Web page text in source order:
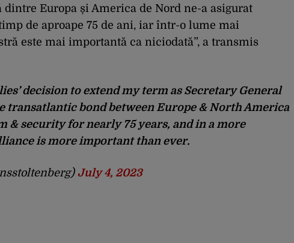
dintre Europa și America de Nord ne-a asigurat
de aproape 75 de ani, iar într-o lume mai
este mai importantă ca niciodată”, a transmis
decision to extend my term as Secretary General
transatlantic bond between Europe & North America
& security for nearly 75 years, and in a more
is more important than ever.
July 4, 2023